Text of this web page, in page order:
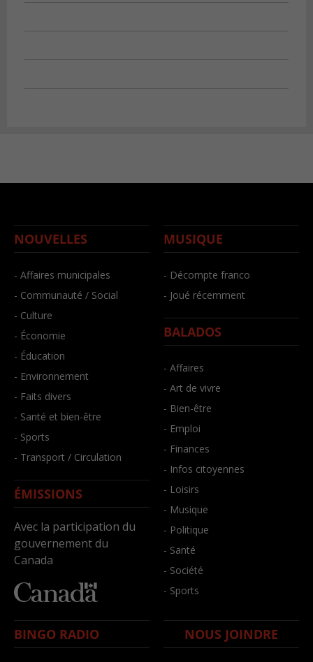
NOUVELLES
- Affaires municipales
- Communauté / Social
- Culture
- Économie
- Éducation
- Environnement
- Faits divers
- Santé et bien-être
- Sports
- Transport / Circulation
ÉMISSIONS
Avec la participation du
gouvernement du
Canada
MUSIQUE
- Décompte franco
- Joué récemment
BALADOS
- Affaires
- Art de vivre
- Bien-être
- Emploi
- Finances
- Infos citoyennes
- Loisirs
- Musique
- Politique
- Santé
- Société
- Sports
BINGO RADIO NOUS JOINDRE